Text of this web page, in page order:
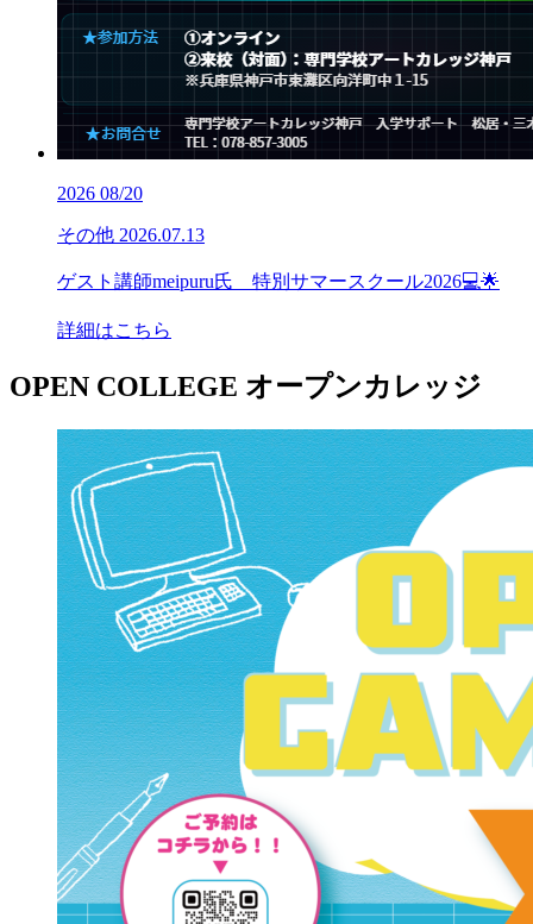
2026 08/20
その他 2026.07.13
ゲスト講師meipuru氏 特別サマースクール2026💻🌟
詳細はこちら
OPEN COLLEGE オープンカレッジ